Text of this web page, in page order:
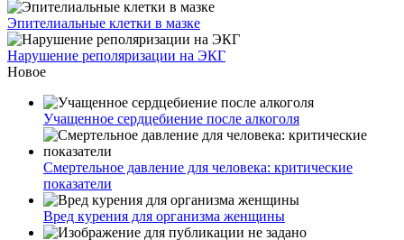
Эпителиальные клетки в мазке
Нарушение реполяризации на ЭКГ
Новое
Учащенное сердцебиение после алкоголя
Смертельное давление для человека: критические
показатели
Вред курения для организма женщины